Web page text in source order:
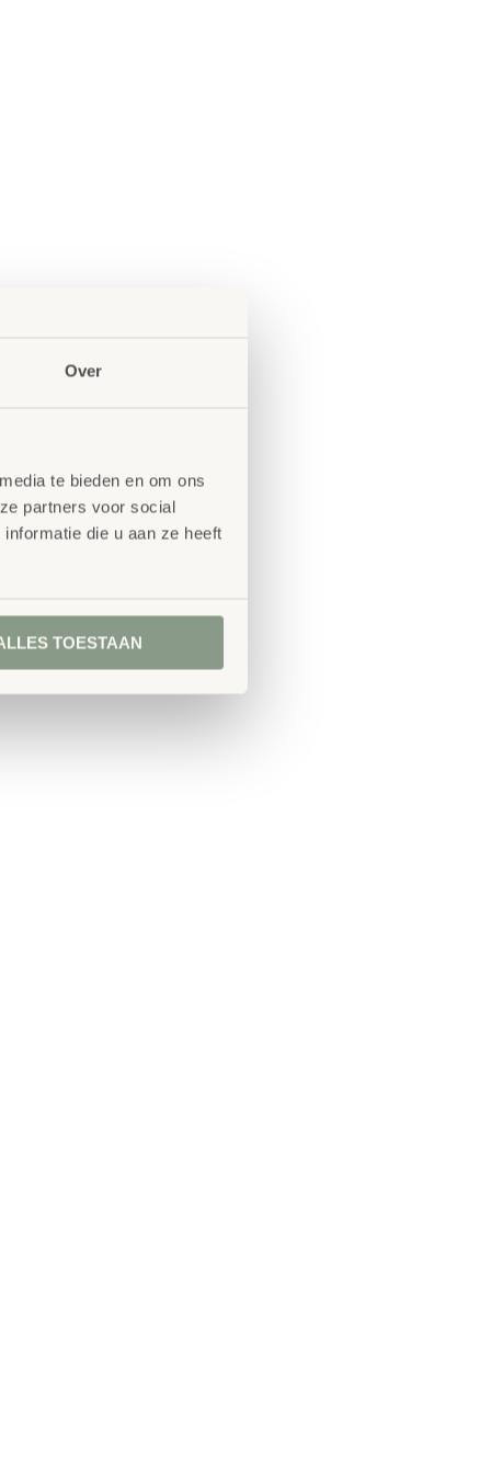
Over
te bieden en om ons
partners voor social
die u aan ze heeft
TOESTAAN